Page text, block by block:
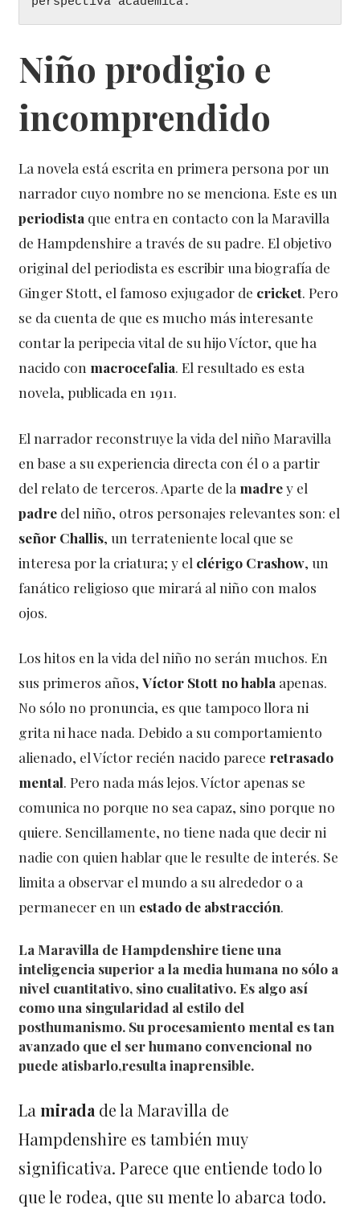
Niño prodigio e
incomprendido
La novela está escrita en primera persona por un
narrador cuyo nombre no se menciona. Este es un
periodista que entra en contacto con la Maravilla
de Hampdenshire a través de su padre. El objetivo
original del periodista es escribir una biografía de
Ginger Stott, el famoso exjugador de cricket. Pero
se da cuenta de que es mucho más interesante
contar la peripecia vital de su hijo Víctor, que ha
nacido con macrocefalia. El resultado es esta
novela, publicada en 1911.
El narrador reconstruye la vida del niño Maravilla
en base a su experiencia directa con él o a partir
del relato de terceros. Aparte de la madrey el
padre del niño, otros personajes relevantes son: el
señor Challis, un terrateniente local que se
interesa por la criatura; y el clérigo Crashow, un
fanático religioso que mirará al niño con malos
ojos.
Los hitos en la vida del niño no serán muchos. En
sus primeros años,Víctor Stott no habla apenas.
No sólo no pronuncia, es que tampoco llora ni
grita ni hace nada. Debido a su comportamiento
alienado, el Víctor recién nacido parece retrasado
mental. Pero nada más lejos. Víctor apenas se
comunica no porque no sea capaz, sino porque no
quiere. Sencillamente, no tiene nada que decir ni
nadie con quien hablar que le resulte de interés. Se
limita a observar el mundo a su alrededor o a
permanecer en un estado de abstracción.
La Maravilla de Hampdenshire tiene una
inteligencia superior a la media humana no sólo a
nivel cuantitativo, sino cualitativo. Es algo así
como una singularidad al estilo del
posthumanismo. Su procesamiento mental es tan
avanzado que el ser humano convencional no
puede atisbarlo,resulta inaprensible.
Lamirada de la Maravilla de
Hampdenshire es también muy
significativa. Parece que entiende todo lo
que le rodea, que su mente lo abarca todo.